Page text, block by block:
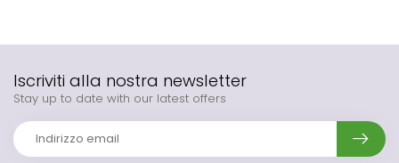
Iscriviti alla nostra newsletter
Stay up to date with our latest offers